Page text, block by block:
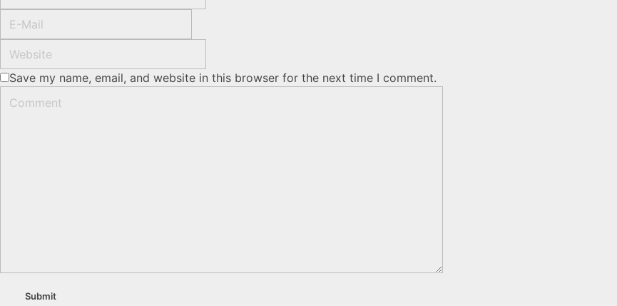
Save my name, email, and website in this browser for the next time I comment.